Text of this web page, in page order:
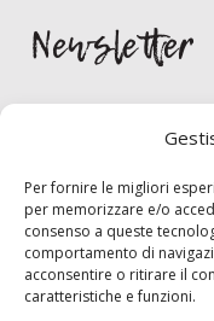
Per fornire le migliori
per memorizzare e/o
consenso a queste
comportamento di
acconsentire o ritirare il
caratteristiche e funzioni.
Newsletter
Per rimanere aggornato/a
non la scrivo sui muri dei